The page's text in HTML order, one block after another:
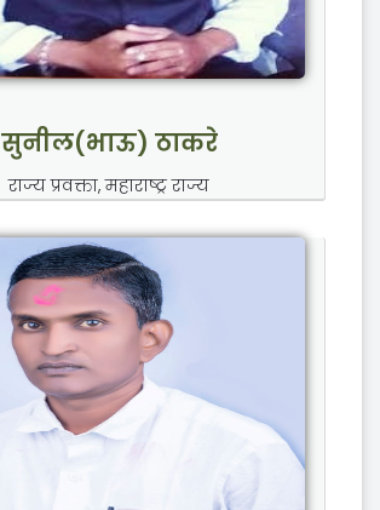
सुनील(भाऊ) ठाकरे
राज्य प्रवक्ता, महाराष्ट्र राज्य